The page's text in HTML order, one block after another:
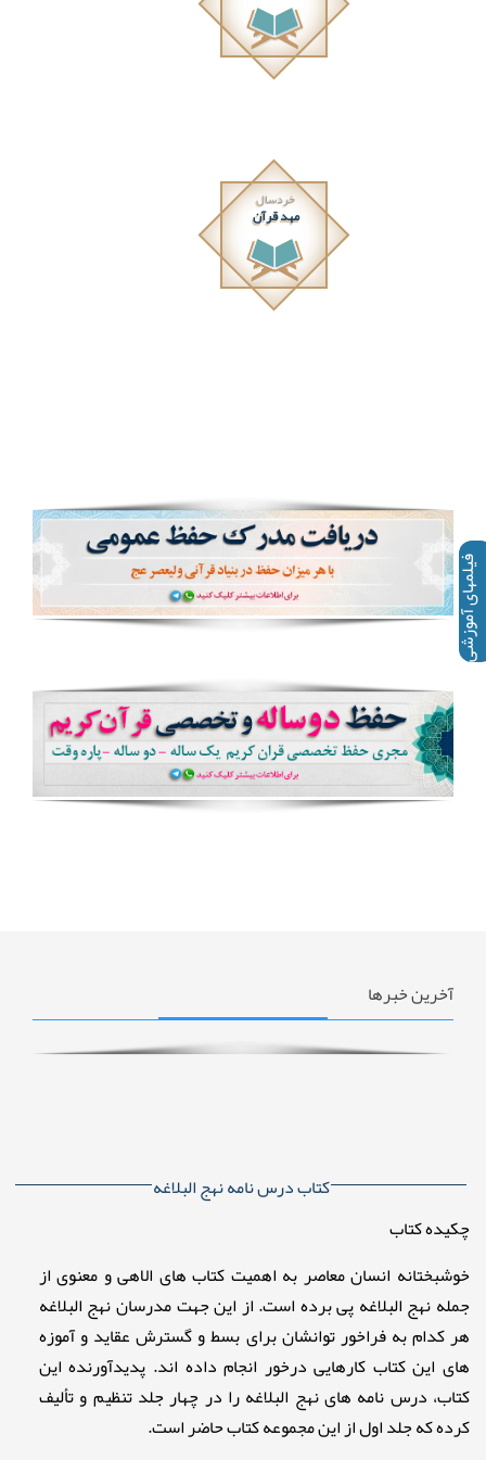
خردسال
مهد قرآن
فیلمهای آموزشی
آخرین خبرها
کتاب درس نامه نهج البلاغه
چکیده کتاب
خوشبختانه انسان معاصر به اهمیت کتاب های الاهی و معنوی از
جمله نهج البلاغه پی برده است. از این جهت مدرسان نهج البلاغه
هر کدام به فراخور توانشان برای بسط و گسترش عقاید و آموزه
های این کتاب کارهایی درخور انجام داده اند. پدیدآورنده این
کتاب، درس نامه های نهج البلاغه را در چهار جلد تنظیم و تألیف
کرده که جلد اول از این مجموعه کتاب حاضر است.